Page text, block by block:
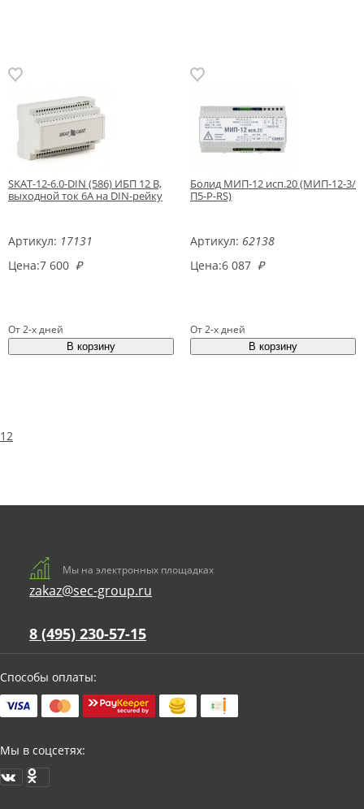
SKAT-12-6.0-DIN (586) ИБП 12 В,
выходной ток 6А на DIN-рейку
Артикул: 17131
Цена:7 600 ₽
От 2-х дней
Болид МИП-12 исп.20 (МИП-12-3/
П5-Р-RS)
Артикул: 62138
Цена:6 087 ₽
От 2-х дней
12
Мы на электронных площадках
zakaz@sec-group.ru
8 (495) 230-57-15
Способы оплаты:
Мы в соцсетях: